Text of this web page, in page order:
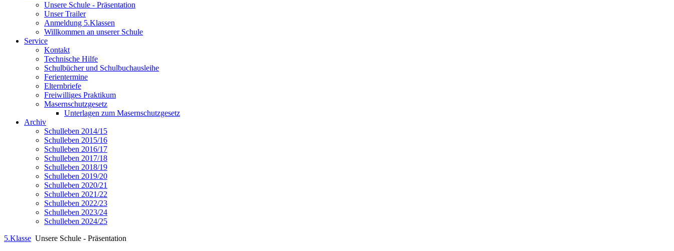
Unsere Schule - Präsentation
Unser Trailer
Anmeldung 5.Klassen
Willkommen an unserer Schule
Service
Kontakt
Technische Hilfe
Schulbücher und Schulbuchausleihe
Ferientermine
Elternbriefe
Freiwilliges Praktikum
Masernschutzgesetz
Unterlagen zum Masernschutzgesetz
Archiv
Schulleben 2014/15
Schulleben 2015/16
Schulleben 2016/17
Schulleben 2017/18
Schulleben 2018/19
Schulleben 2019/20
Schulleben 2020/21
Schulleben 2021/22
Schulleben 2022/23
Schulleben 2023/24
Schulleben 2024/25
5.Klasse Unsere Schule - Präsentation